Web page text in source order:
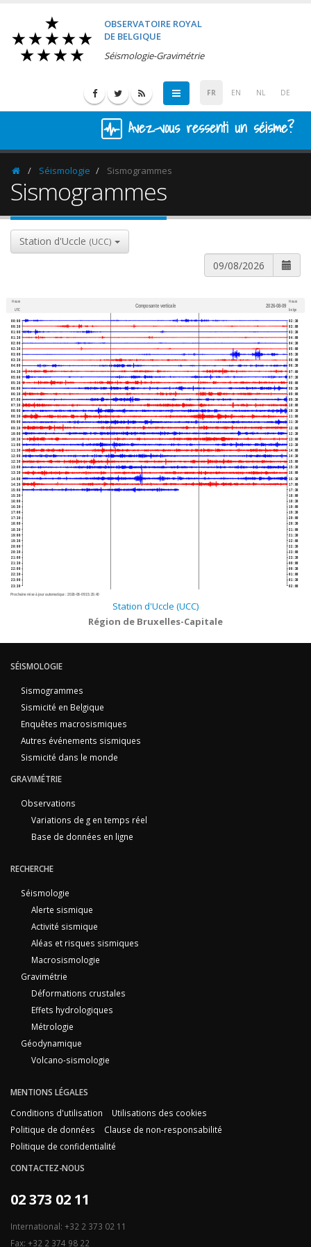
OBSERVATOIRE ROYAL
DE BELGIQUE
Séismologie-Gravimétrie
FR EN NL DE
Avez-vous ressenti un séisme?
HomepageSéismologie Sismogrammes
Sismogrammes
Station d'Uccle (UCC)
Heure
UTC
Composante verticale 2026-08-09
Heure
belge
00:00
00:30
01:00
01:30
02:00
02:30
03:00
03:30
04:00
04:30
05:00
05:30
06:00
06:30
07:00
07:30
08:00
08:30
09:00
09:30
10:00
10:30
11:00
11:30
12:00
12:30
13:00
13:30
14:00
14:30
15:00
15:30
16:00
16:30
17:00
17:30
18:00
18:30
19:00
19:30
20:00
20:30
21:00
21:30
22:00
22:30
23:00
23:30
02:30
03:00
03:30
04:00
04:30
05:00
05:30
06:00
06:30
07:00
07:30
08:00
08:30
09:00
09:30
10:00
10:30
11:00
11:30
12:00
12:30
13:00
13:30
14:00
14:30
15:00
15:30
16:00
16:30
17:00
17:30
18:00
18:30
19:00
19:30
20:00
20:30
21:00
21:30
22:00
22:30
23:00
23:30
00:00
00:30
01:00
01:30
02:00
Prochaine mise à jour automatique :2026-08-09 15:25:40
Station d'Uccle (UCC)
Région de Bruxelles-Capitale
SÉISMOLOGIE
Sismogrammes
Sismicité en Belgique
Enquêtes macrosismiques
Autres événements sismiques
Sismicité dans le monde
GRAVIMÉTRIE
Observations
Variations de g en temps réel
Base de données en ligne
RECHERCHE
Séismologie
Alerte sismique
Activité sismique
Aléas et risques sismiques
Macrosismologie
Gravimétrie
Déformations crustales
Effets hydrologiques
Métrologie
Géodynamique
Volcano-sismologie
MENTIONS LÉGALES
Conditions d'utilisation
Utilisations des cookies
Politique de données
Clause de non-responsabilité
Politique de confidentialité
CONTACTEZ-NOUS
02 373 02 11
International: +32 2 373 02 11
Fax: +32 2 374 98 22